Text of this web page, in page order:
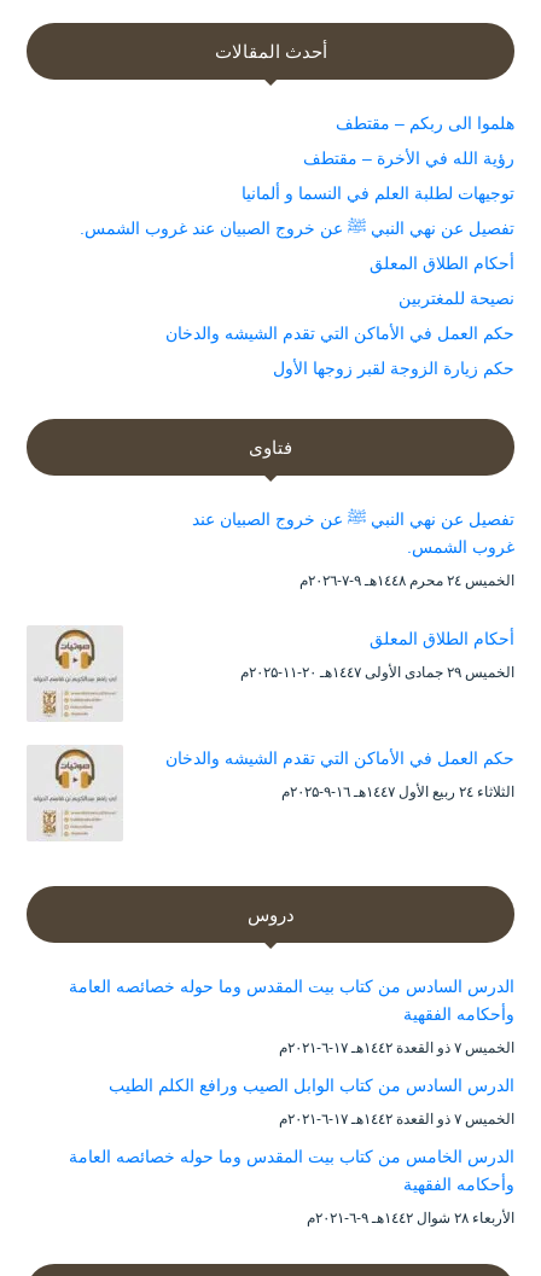
أحدث المقالات
هلموا الى ربكم – مقتطف
رؤية الله في الأخرة – مقتطف
توجيهات لطلبة العلم في النسما و ألمانيا
تفصيل عن نهي النبي ﷺ عن خروج الصبيان عند غروب الشمس.
أحكام الطلاق المعلق
نصيحة للمغتربين
حكم العمل في الأماكن التي تقدم الشيشه والدخان
حكم زيارة الزوجة لقبر زوجها الأول
فتاوى
تفصيل عن نهي النبي ﷺ عن خروج الصبيان عند
غروب الشمس.
الخميس ۲٤ محرم ۱٤٤۸هـ ۹-۷-۲۰۲٦م
أحكام الطلاق المعلق
الخميس ۲۹ جمادى الأولى ۱٤٤۷هـ ۲۰-۱۱-۲۰۲۵م
حكم العمل في الأماكن التي تقدم الشيشه والدخان
الثلاثاء ۲٤ ربيع الأول ۱٤٤۷هـ ۱٦-۹-۲۰۲۵م
دروس
الدرس السادس من كتاب بيت المقدس وما حوله خصائصه العامة
وأحكامه الفقهية
الخميس ۷ ذو القعدة ۱٤٤۲هـ ۱۷-٦-۲۰۲۱م
الدرس السادس من كتاب الوابل الصيب ورافع الكلم الطيب
الخميس ۷ ذو القعدة ۱٤٤۲هـ ۱۷-٦-۲۰۲۱م
الدرس الخامس من كتاب بيت المقدس وما حوله خصائصه العامة
وأحكامه الفقهية
الأربعاء ۲۸ شوال ۱٤٤۲هـ ۹-٦-۲۰۲۱م